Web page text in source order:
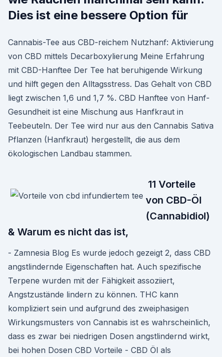
Dies ist eine bessere Option für
Cannabis-Tee aus CBD-reichem Nutzhanf: Aktivierung
von CBD mittels Decarboxylierung Meine Erfahrung
mit CBD-Hanftee Der Tee hat beruhigende Wirkung
und hilft gegen den Alltagsstress. Das Gehalt von CBD
liegt zwischen 1,6 und 1,7 %. CBD Hanftee von Hanf-
Gesundheit ist eine Mischung aus Hanfkraut in
Teebeuteln. Der Tee wird nur aus den Cannabis Sativa
Pflanzen (Hanfkraut) hergestellt, die aus dem
ökologischen Landbau stammen.
️ 11 Vorteile
von CBD-Öl
(Cannabidiol)
& Warum es nicht das ist,
- Zamnesia Blog Es wurde jedoch gezeigt 2, dass CBD
angstlindernde Eigenschaften hat. Auch spezifische
Terpene wurden mit der Fähigkeit assoziiert,
Angstzustände lindern zu können. THC kann
kompliziert sein und aufgrund des zweiphasigen
Wirkungsmusters von Cannabis ist es wahrscheinlich,
dass es zwar bei niedrigen Dosen angstlindernd wirkt,
bei hohen Dosen CBD Vorteile - CBD Öl als